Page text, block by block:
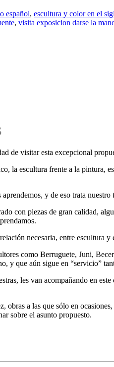
español, escultura y color en el
, visita exposicion darse la
de visitar esta excepcional
la escultura frente a la pintura,
aprendemos, y de eso trata
con piezas de gran calidad,
necesaria, entre escultura
como Berruguete, Juni,
y que aún sigue en “servicio”
les van acompañando en
a las que sólo en
sobre el asunto propuesto.